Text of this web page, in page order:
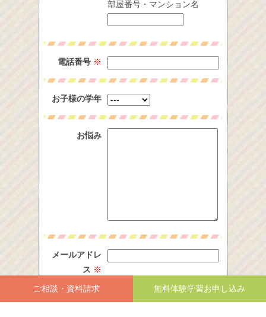
部屋番号・マンション名
電話番号 ※
お子様の学年
お悩み
メールアドレ
ス ※